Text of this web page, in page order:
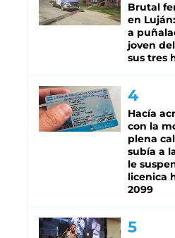
Brutal
en
a
joven
sus tres
Hacía
con la
plena
subía a
le
licenica
2099